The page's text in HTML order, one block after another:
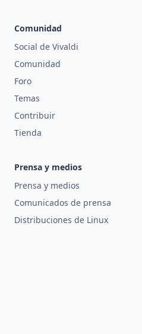
Comunidad
Social de Vivaldi
Comunidad
Foro
Temas
Contribuir
Tienda
Prensa y medios
Prensa y medios
Comunicados de prensa
Distribuciones de Linux